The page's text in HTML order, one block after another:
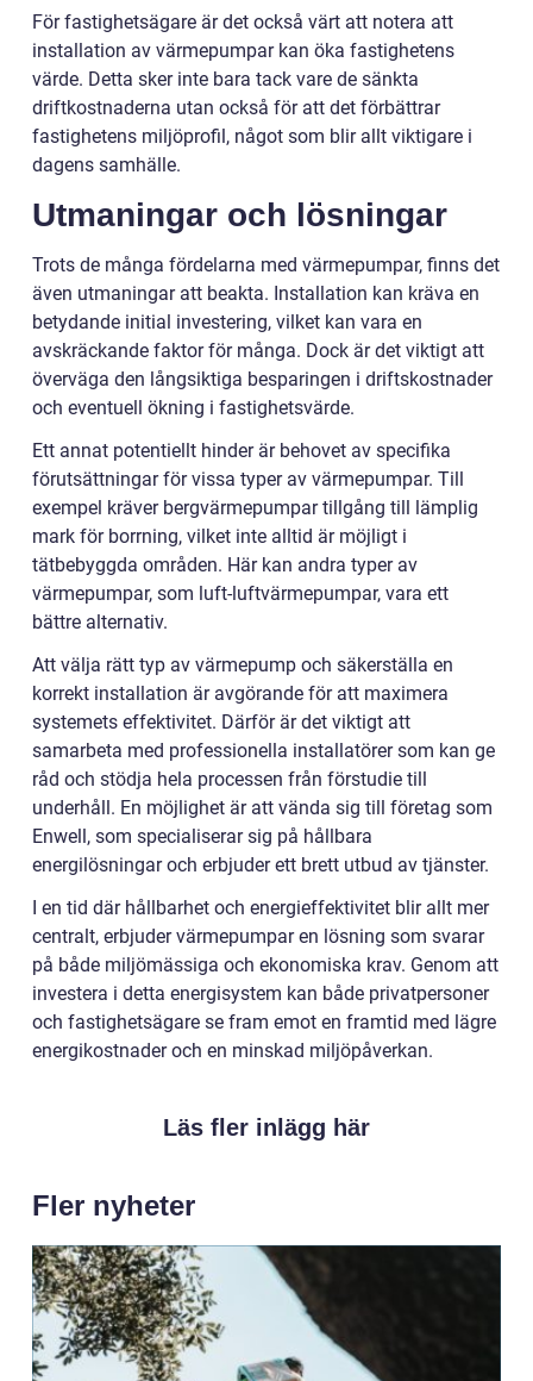
För fastighetsägare är det också värt att notera att
installation av värmepumpar kan öka fastighetens
värde. Detta sker inte bara tack vare de sänkta
driftkostnaderna utan också för att det förbättrar
fastighetens miljöprofil, något som blir allt viktigare i
dagens samhälle.
Utmaningar och lösningar
Trots de många fördelarna med värmepumpar, finns det
även utmaningar att beakta. Installation kan kräva en
betydande initial investering, vilket kan vara en
avskräckande faktor för många. Dock är det viktigt att
överväga den långsiktiga besparingen i driftskostnader
och eventuell ökning i fastighetsvärde.
Ett annat potentiellt hinder är behovet av specifika
förutsättningar för vissa typer av värmepumpar. Till
exempel kräver bergvärmepumpar tillgång till lämplig
mark för borrning, vilket inte alltid är möjligt i
tätbebyggda områden. Här kan andra typer av
värmepumpar, som luft-luftvärmepumpar, vara ett
bättre alternativ.
Att välja rätt typ av värmepump och säkerställa en
korrekt installation är avgörande för att maximera
systemets effektivitet. Därför är det viktigt att
samarbeta med professionella installatörer som kan ge
råd och stödja hela processen från förstudie till
underhåll. En möjlighet är att vända sig till företag som
Enwell, som specialiserar sig på hållbara
energilösningar och erbjuder ett brett utbud av tjänster.
I en tid där hållbarhet och energieffektivitet blir allt mer
centralt, erbjuder värmepumpar en lösning som svarar
på både miljömässiga och ekonomiska krav. Genom att
investera i detta energisystem kan både privatpersoner
och fastighetsägare se fram emot en framtid med lägre
energikostnader och en minskad miljöpåverkan.
Läs fler inlägg här
Fler nyheter